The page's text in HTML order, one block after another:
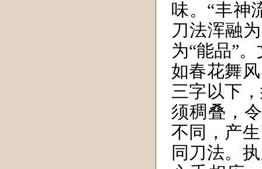
味。“丰神
刀法浑融
为“能品”
如春花舞
三字以下
须稠叠，
不同，产
同刀法。